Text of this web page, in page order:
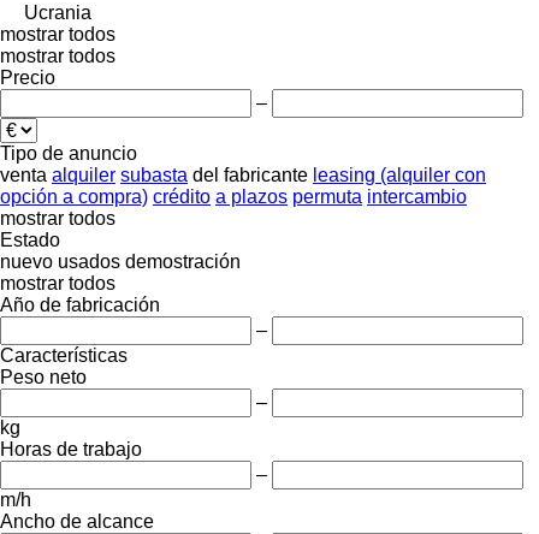
Ucrania
mostrar todos
mostrar todos
Precio
–
Tipo de anuncio
venta alquiler subasta del fabricante leasing (alquiler con
opción a compra) crédito a plazos permuta intercambio
mostrar todos
Estado
nuevo usados demostración
mostrar todos
Año de fabricación
–
Características
Peso neto
–
kg
Horas de trabajo
–
m/h
Ancho de alcance